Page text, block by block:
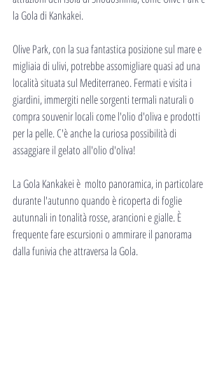
la Gola di Kankakei.
Olive Park, con la sua fantastica posizione sul mare e
migliaia di ulivi, potrebbe assomigliare quasi ad una
località situata sul Mediterraneo. Fermati e visita i
giardini, immergiti nelle sorgenti termali naturali o
compra souvenir locali come l'olio d'oliva e prodotti
per la pelle. C'è anche la curiosa possibilità di
assaggiare il gelato all'olio d'oliva!
La Gola Kankakei è  molto panoramica, in particolare
durante l'autunno quando è ricoperta di foglie
autunnali in tonalità rosse, arancioni e gialle. È
frequente fare escursioni o ammirare il panorama
dalla funivia che attraversa la Gola.